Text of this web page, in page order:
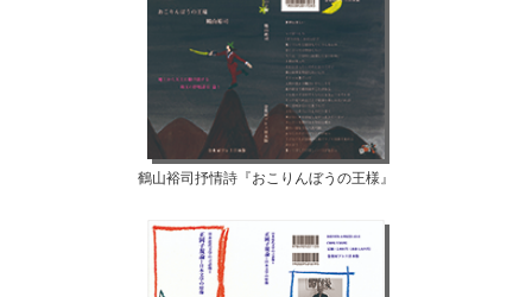
鶴山裕司抒情詩『おこりんぼうの王様』